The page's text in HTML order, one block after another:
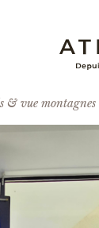
& vue montagnes